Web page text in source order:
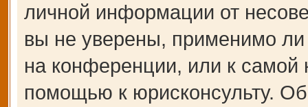
личной информации от
вы не уверены, применимо ли
на конференции, или к самой
помощью к юрисконсульту.